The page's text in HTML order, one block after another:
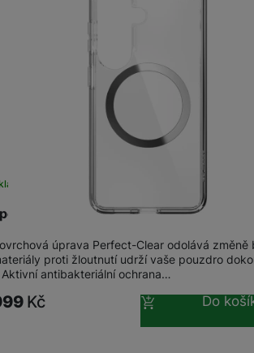
Presidio Perf. Clear + Magnet
úprava Perfect-Clear odolává změně
proti žloutnutí udrží vaše pouzdro
Aktivní antibakteriální ochrana…
Kč Do